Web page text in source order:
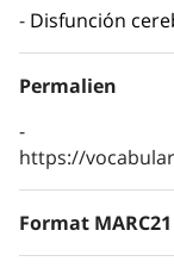
Disfunción
Permalien
https://
Format MARC21